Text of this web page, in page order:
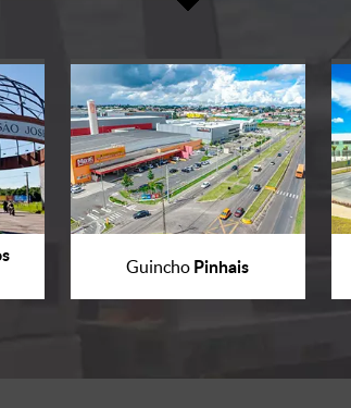
Guincho Pinhais